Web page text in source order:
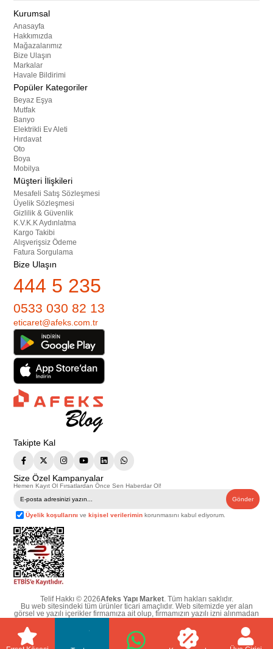
Kurumsal
Anasayfa
Hakkımızda
Mağazalarımız
Bize Ulaşın
Markalar
Havale Bildirimi
Popüler Kategoriler
Beyaz Eşya
Mutfak
Banyo
Elektrikli Ev Aleti
Hırdavat
Oto
Boya
Mobilya
Müşteri İlişkileri
Mesafeli Satış Sözleşmesi
Üyelik Sözleşmesi
Gizlilik & Güvenlik
K.V.K.K Aydınlatma
Kargo Takibi
Alışverişsiz Ödeme
Fatura Sorgulama
Bize Ulaşın
444 5 235
0533 030 82 13
eticaret@afeks.com.tr
Takipte Kal
Size Özel Kampanyalar
Hemen Kayıt Ol Fırsatlardan Önce Sen Haberdar Ol!
Gönder
Üyelik koşullarını vekişisel verilerimin korunmasını kabul ediyorum.
Telif Hakkı © 2026Afeks Yapı Market. Tüm hakları saklıdır.
Bu web sitesindeki tüm ürünler ticari amaçlıdır. Web sitemizde yer alan
görsel ve yazılı içerikler firmamıza ait olup, firmamızın yazılı izni alınmadan
hiçbir yazılı/görsel içerik, logo, kopyalanamaz, kaynak gösterilemez ve
başka yerlerde kullanılamaz. İçeriklerin izin alınmadan kopyalanması ve
kullanılması 5846 sayılı Fikir ve Sanat Eserleri Yasasına göre suçtur.